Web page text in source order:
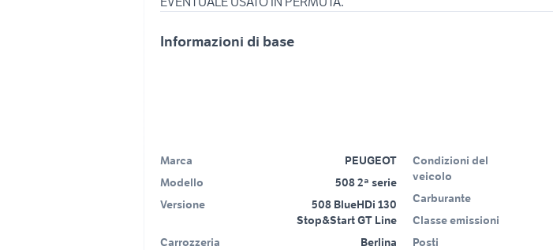
Informazioni di base
Marca
PEUGEOT
Modello
508 2ª serie
Versione
508 BlueHDi 130
Stop&Start GT Line
Carrozzeria
Berlina
Condizioni del
veicolo
Carburante
Classe emissioni
Posti